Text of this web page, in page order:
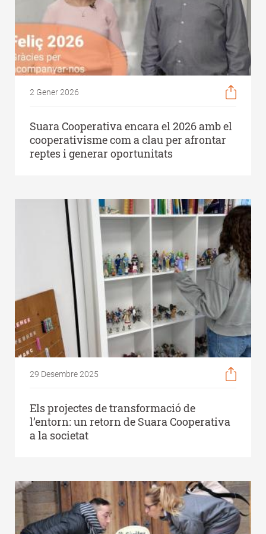
2 Gener 2026
Suara Cooperativa encara el 2026 amb el
cooperativisme com a clau per afrontar
reptes i generar oportunitats
29 Desembre 2025
Els projectes de transformació de
l’entorn: un retorn de Suara Cooperativa
a la societat